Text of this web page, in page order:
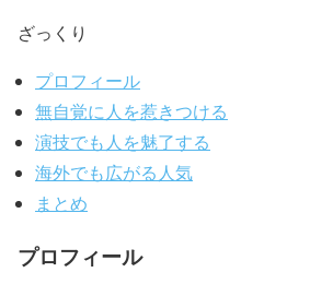
ざっくり
プロフィール
無自覚に人を惹きつける
演技でも人を魅了する
海外でも広がる人気
まとめ
プロフィール